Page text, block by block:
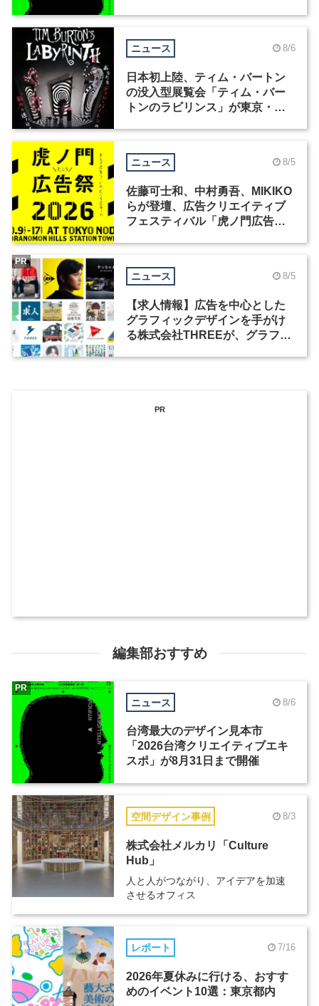
ニュース 8/6
日本初上陸、ティム・バートン
の没入型展覧会「ティム・バー
トンのラビリンス」が東京・豊
ニュース 8/5
佐藤可士和、中村勇吾、MIKIKO
らが登壇、広告クリエイティブ
フェスティバル「虎ノ門広告
ニュース 8/5
【求人情報】広告を中心とした
グラフィックデザインを手がけ
る株式会社THREEが、グラフィ
PR
PR
編集部おすすめ
ニュース 8/6
台湾最大のデザイン見本市
「2026台湾クリエイティブエキ
スポ」が8月31日まで開催
PR
空間デザイン事例 8/3
株式会社メルカリ「Culture
Hub」
人と人がつながり、アイデアを加速
させるオフィス
レポート 7/16
2026年夏休みに行ける、おすす
めのイベント10選：東京都内